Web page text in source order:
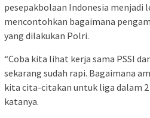
pesepakbolaan Indonesia menjadi
mencontohkan bagaimana
yang dilakukan Polri.
“Coba kita lihat kerja sama PSSI
sekarang sudah rapi. Bagaimana
kita cita-citakan untuk liga dalam
katanya.